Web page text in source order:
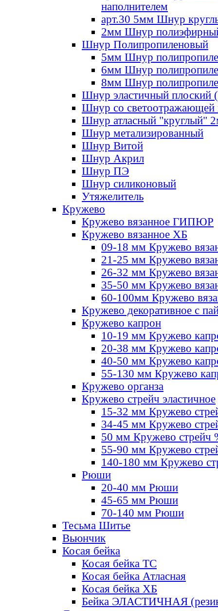
наполнителем
арт.30 5мм Шнур
2мм Шнур
Шнур Полипропиленовый
5мм Шнур
6мм Шнур
8мм Шнур
Шнур эластичный плоский
Шнур со светоотражающей
Шнур атласный "круглый"
Шнур метализированный
Шнур Витой
Шнур Акрил
Шнур ПЭ
Шнур силиконовый
Утяжелитель
Кружево
Кружево вязанное ГИПЮР
Кружево вязанное ХБ
09-18 мм Кружево
21-25 мм Кружево
26-32 мм Кружево
35-50 мм Кружево
60-100мм Кружево
Кружево декоративное с
Кружево капрон
10-19 мм Кружево
20-38 мм Кружево
40-50 мм Кружево
55-130 мм Кружево
Кружево органза
Кружево стрейч эластичное
15-32 мм Кружево
34-45 мм Кружево
50 мм Кружево стрейч
55-90 мм Кружево
140-180 мм Кружево
Рюши
20-40 мм Рюши
45-65 мм Рюши
70-140 мм Рюши
Тесьма Шитье
Вьюнчик
Косая бейка
Косая бейка ТС
Косая бейка Атласная
Косая бейка ХБ
Бейка ЭЛАСТИЧНАЯ